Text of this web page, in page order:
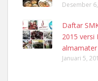
Desember
Daftar
2015 versi
Januari 5,